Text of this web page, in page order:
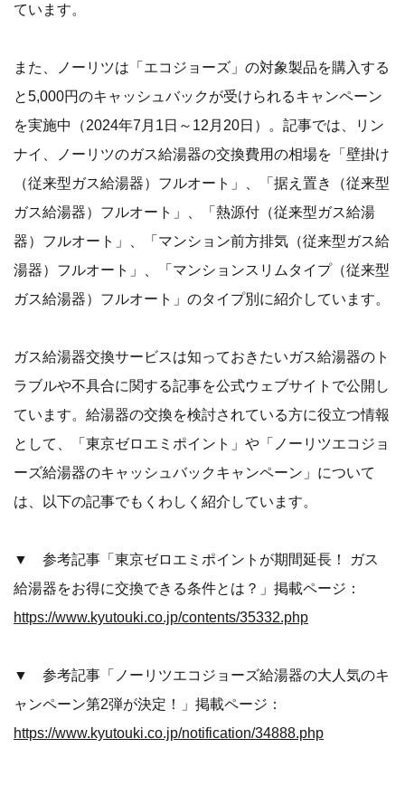
ています。
また、ノーリツは「エコジョーズ」の対象製品を購入する
と5,000円のキャッシュバックが受けられるキャンペーン
を実施中（2024年7月1日～12月20日）。記事では、リン
ナイ、ノーリツのガス給湯器の交換費用の相場を「壁掛け
（従来型ガス給湯器）フルオート」、「据え置き（従来型
ガス給湯器）フルオート」、「熱源付（従来型ガス給湯
器）フルオート」、「マンション前方排気（従来型ガス給
湯器）フルオート」、「マンションスリムタイプ（従来型
ガス給湯器）フルオート」のタイプ別に紹介しています。
ガス給湯器交換サービスは知っておきたいガス給湯器のト
ラブルや不具合に関する記事を公式ウェブサイトで公開し
ています。給湯器の交換を検討されている方に役立つ情報
として、「東京ゼロエミポイント」や「ノーリツエコジョ
ーズ給湯器のキャッシュバックキャンペーン」について
は、以下の記事でもくわしく紹介しています。
▼ 参考記事「東京ゼロエミポイントが期間延長！ ガス
給湯器をお得に交換できる条件とは？」掲載ページ：
https://www.kyutouki.co.jp/contents/35332.php
▼ 参考記事「ノーリツエコジョーズ給湯器の大人気のキ
ャンペーン第2弾が決定！」掲載ページ：
https://www.kyutouki.co.jp/notification/34888.php